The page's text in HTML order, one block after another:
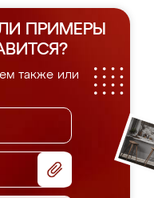
ПРИМЕРЫ
также или